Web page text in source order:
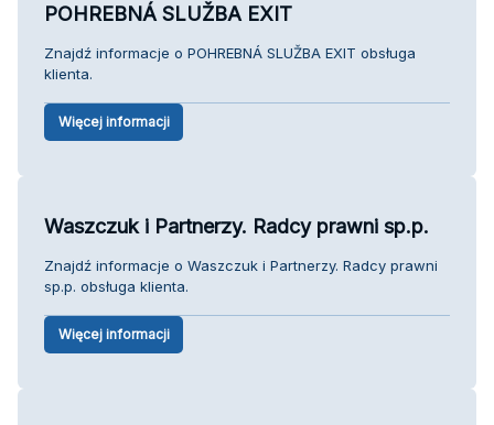
POHREBNÁ SLUŽBA EXIT
Znajdź informacje o POHREBNÁ SLUŽBA EXIT obsługa
klienta.
Więcej informacji
Waszczuk i Partnerzy. Radcy prawni sp.p.
Znajdź informacje o Waszczuk i Partnerzy. Radcy prawni
sp.p. obsługa klienta.
Więcej informacji